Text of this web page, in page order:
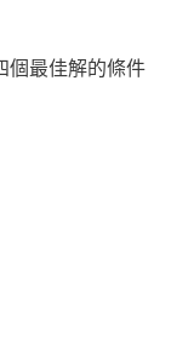
個最佳解的條件